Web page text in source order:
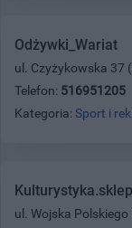
Odżywki_Wariat
ul. Czyżykowska 37
Telefon: 516951205
Kategoria: Sport i
ul. Wojska